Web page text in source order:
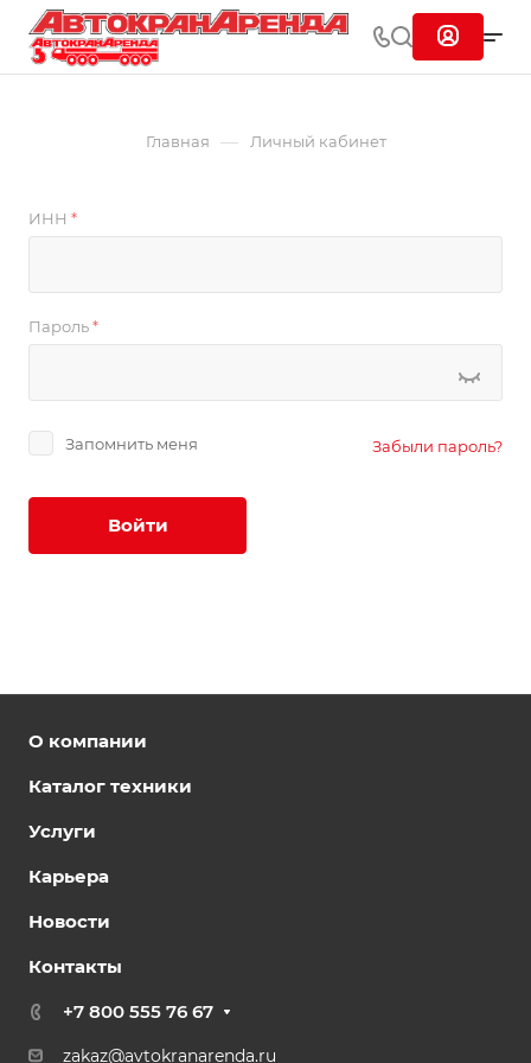
Главная — Личный кабинет
ИНН *
Пароль*
Запомнить меня Забыли пароль?
Войти
О компании
Каталог техники
Услуги
Карьера
Новости
Контакты
+7 800 555 76 67
zakaz@avtokranarenda.ru